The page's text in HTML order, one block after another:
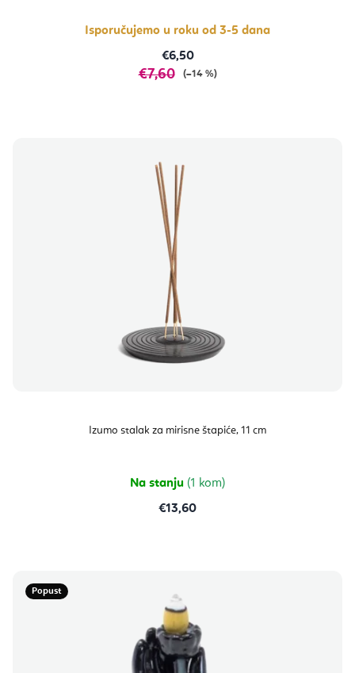
zvjezdica.
Isporučujemo u roku od 3-5 dana
€6,50
€7,60 (–14 %)
Izumo stalak za mirisne štapiće, 11 cm
Na stanju (1 kom)
€13,60
Popust